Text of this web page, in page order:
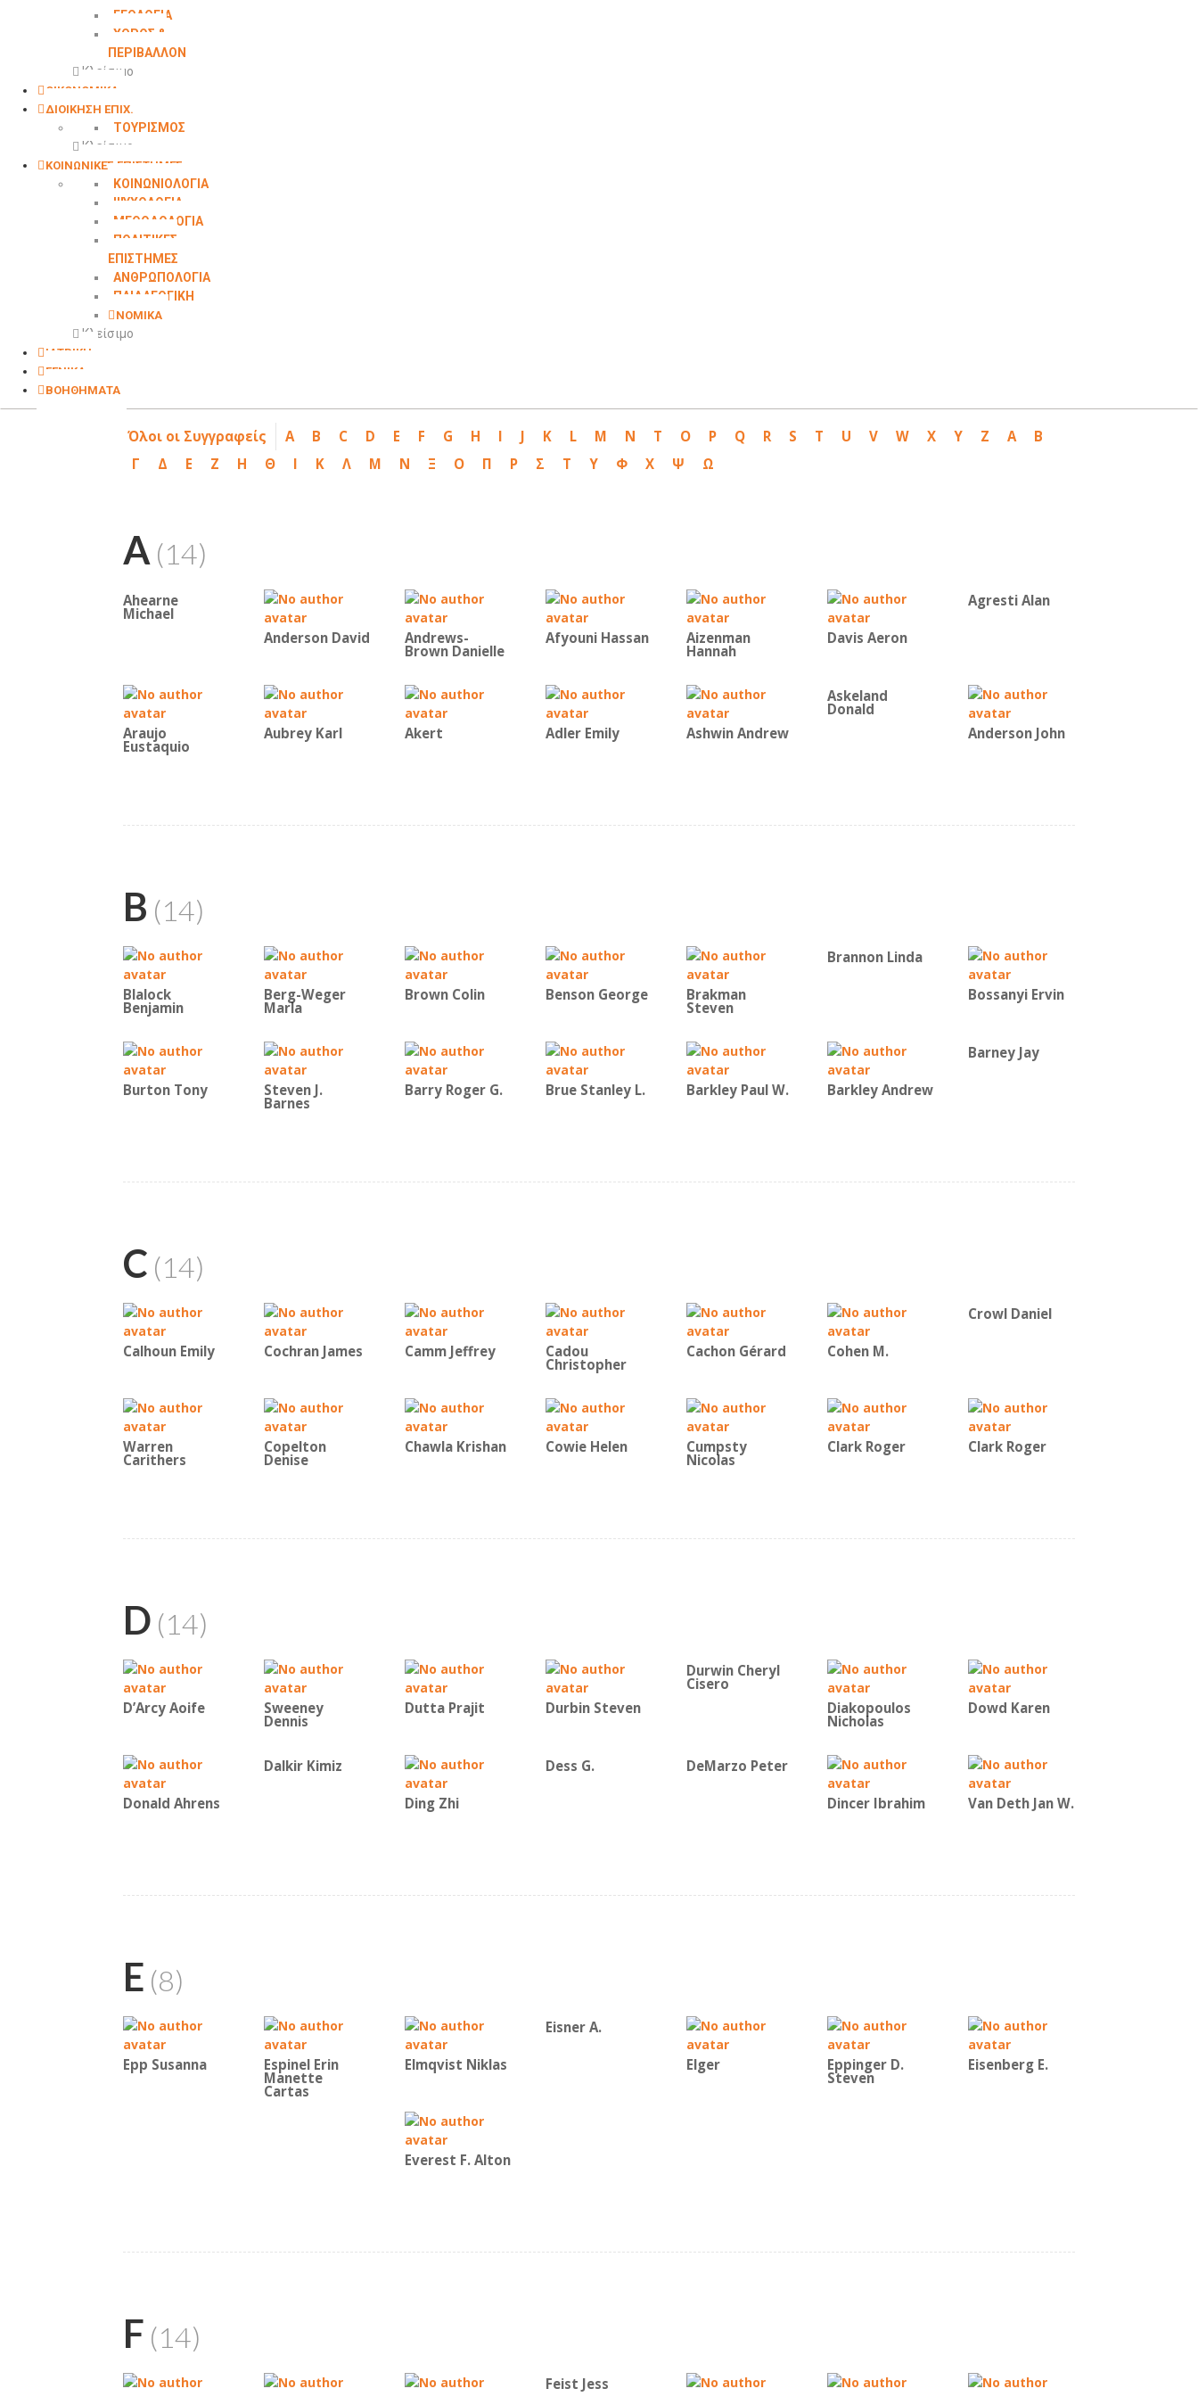
ΓΕΩΛΟΓΙΑ
ΧΩΡΟΣ &
ΠΕΡΙΒΑΛΛΟΝ
Κλείσιμο
ΟΙΚΟΝΟΜΙΚΑ
ΔΙΟΙΚΗΣΗ ΕΠΙΧ.
ΤΟΥΡΙΣΜΟΣ
Κλείσιμο
ΚΟΙΝΩΝΙΚΕΣ ΕΠΙΣΤΗΜΕΣ
ΚΟΙΝΩΝΙΟΛΟΓΙΑ
ΨΥΧΟΛΟΓΙΑ
ΜΕΘΟΔΟΛΟΓΙΑ
ΠΟΛΙΤΙΚΕΣ
ΕΠΙΣΤΗΜΕΣ
ΑΝΘΡΩΠΟΛΟΓΙΑ
ΠΑΙΔΑΓΩΓΙΚΗ
ΝΟΜΙΚΑ
Κλείσιμο
ΙΑΤΡΙΚΗ
ΓΕΝΙΚΑ
ΒΟΗΘΗΜΑΤΑ
Όλοι οι Συγγραφείς A B C D E F G H I J K L M N T O P Q R S T U V W X Y Z Α
Β
Γ
Δ Ε Ζ Η Θ Ι Κ Λ Μ Ν Ξ Ο Π Ρ Σ Τ Υ Φ Χ Ψ Ω
A (14)
Ahearne
Michael
Anderson David
Andrews-
Brown Danielle
Afyouni Hassan Aizenman
Hannah
Davis Aeron
Agresti Alan
Araujo
Eustaquio
Aubrey Karl Akert Adler Emily Ashwin Andrew
Askeland
Donald
Anderson John
B (14)
Blalock
Benjamin
Berg-Weger
Marla
Brown Colin Benson George Brakman
Steven
Brannon Linda
Bossanyi Ervin
Burton Tony Steven J.
Barnes
Barry Roger G. Brue Stanley L. Barkley Paul W. Barkley Andrew
Barney Jay
C (14)
Calhoun Emily Cochran James Camm Jeffrey Cadou
Christopher
Cachon Gérard Cohen M.
Crowl Daniel
Warren
Carithers
Copelton
Denise
Chawla Krishan Cowie Helen Cumpsty
Nicolas
Clark Roger Clark Roger
D (14)
D’Arcy Aoife Sweeney
Dennis
Dutta Prajit Durbin Steven
Durwin Cheryl
Cisero
Diakopoulos
Nicholas
Dowd Karen
Donald Ahrens
Dalkir Kimiz
Ding Zhi
Dess G. DeMarzo Peter
Dincer Ibrahim Van Deth Jan W.
E (8)
Epp Susanna Espinel Erin
Manette
Cartas
Elmqvist Niklas
Eisner A.
Elger Eppinger D.
Steven
Eisenberg E.
Everest F. Alton
F (14)
Feist Jess